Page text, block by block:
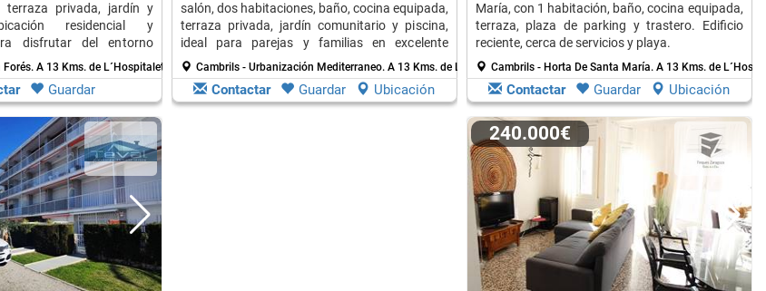
terraza privada, jardín y
residencial y
disfrutar del entorno
Forés. A 13 Kms. de L´Hospitalet De L´Infant
Guardar
salón, dos habitaciones, baño, cocina equipada,
terraza privada, jardín comunitario y piscina,
ideal para parejas y familias en excelente
ubicación.
Cambrils - Urbanización Mediterraneo. A 13 Kms. de L´Hospitalet De L´Infant
Contactar Guardar Ubicación
María, con 1 habitación, baño, cocina equipada,
terraza, plaza de parking y trastero. Edificio
reciente, cerca de servicios y playa.
Cambrils - Horta De Santa María. A 13 Kms. de
Contactar Guardar Ubicación
240.000€